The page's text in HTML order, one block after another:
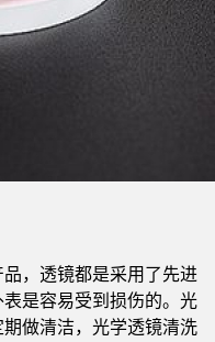
，透镜都是采用了先进
是容易受到损伤的。光
做清洁，光学透镜清洗